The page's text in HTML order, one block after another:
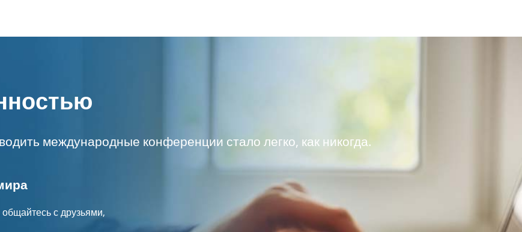
международные конференции стало легко, как никогда.
с друзьями,